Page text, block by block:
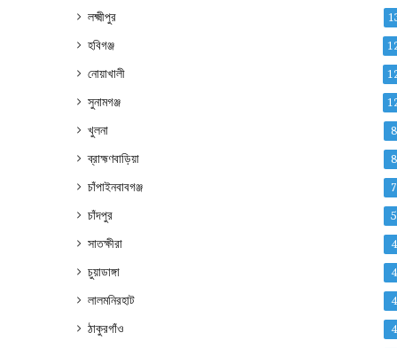
লক্ষ্মীপুর
হবিগঞ্জ
নোয়াখালী
সুনামগঞ্জ
খুলনা 8
ব্রাহ্মণবাড়িয়া 8
চাঁপাইনবাবগঞ্জ 7
চাঁদপুর 5
সাতক্ষীরা 4
চুয়াডাঙ্গা 4
লালমনিরহাট 4
ঠাকুরগাঁও 4